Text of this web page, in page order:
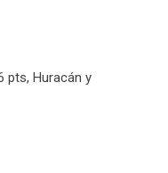
pts, Huracán y